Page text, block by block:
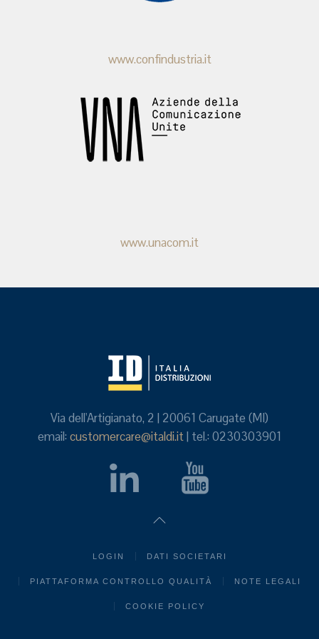
www.confindustria.it
www.unacom.it
Via dell'Artigianato, 2 | 20061 Carugate (MI)
email: customercare@italdi.it| tel.: 0230303901
LOGIN DATI SOCIETARI
PIATTAFORMA CONTROLLO QUALITÀ NOTE LEGALI
COOKIE POLICY